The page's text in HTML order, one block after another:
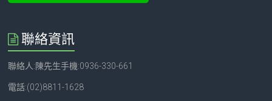
聯絡資訊
聯絡人:陳先生手機:0936-330-661
電話:(02)8811-1628